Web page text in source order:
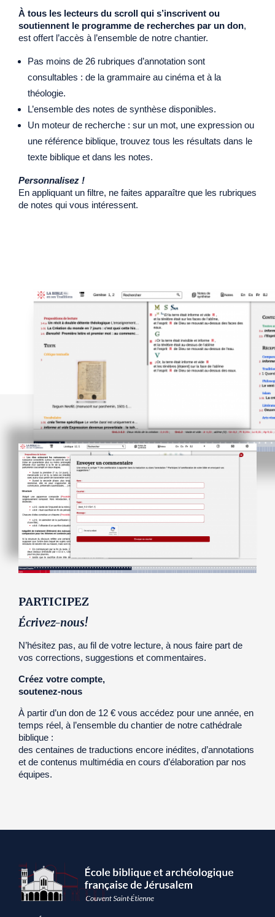
À tous les lecteurs du scroll qui s’inscrivent ou
soutiennent le programme de recherches par un don,
est offert l’accès à l’ensemble de notre chantier.
Pas moins de 26 rubriques d’annotation sont
consultables : de la grammaire au cinéma et à la
théologie.
L’ensemble des notes de synthèse disponibles.
Un moteur de recherche : sur un mot, une expression ou
une référence biblique, trouvez tous les résultats dans le
texte biblique et dans les notes.
Personnalisez !
En appliquant un filtre, ne faites apparaître que les rubriques
de notes qui vous intéressent.
PARTICIPEZ
Écrivez-nous!
N’hésitez pas, au fil de votre lecture, à nous faire part de
vos corrections, suggestions et commentaires.
Créez votre compte,
soutenez-nous
À partir d’un don de 12 € vous accédez pour une année, en
temps réel, à l’ensemble du chantier de notre cathédrale
biblique :
des centaines de traductions encore inédites, d’annotations
et de contenus multimédia en cours d’élaboration par nos
équipes.